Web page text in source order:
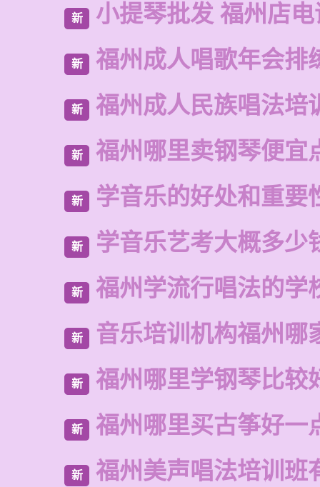
新 小提琴批发 福州店电
新 福州成人唱歌年会排
新 福州成人民族唱法培
新 福州哪里卖钢琴便宜
新 学音乐的好处和重要
新 学音乐艺考大概多少
新 福州学流行唱法的学
新 音乐培训机构福州哪
新 福州哪里学钢琴比较
新 福州哪里买古筝好一
新 福州美声唱法培训班